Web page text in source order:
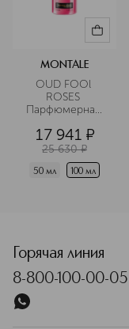
MONTALE
OUD FOOl
ROSES
Парфюмерная
17 941 ¤
25 630 ¤
50 мл 100 мл
Горячая линия
8-800-100-00-05